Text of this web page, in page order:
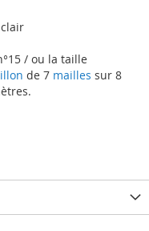
/ ou la taille
de 7 mailles sur 8